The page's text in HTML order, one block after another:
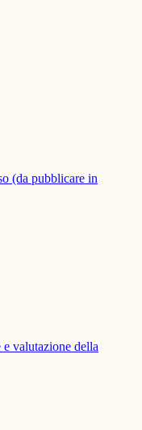
(da pubblicare in
valutazione della